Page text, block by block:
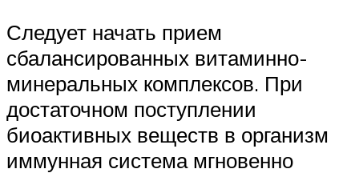
Следует начать прием
сбалансированных витаминно-
минеральных комплексов. При
достаточном поступлении
биоактивных веществ в организм
иммунная система мгновенно